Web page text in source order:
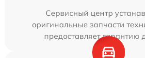
Сервисный центр
оригинальные запчасти
предоставляет гарантию